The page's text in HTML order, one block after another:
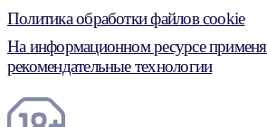
Политика обработки файлов cookie
На информационном ресурсе
рекомендательные технологии